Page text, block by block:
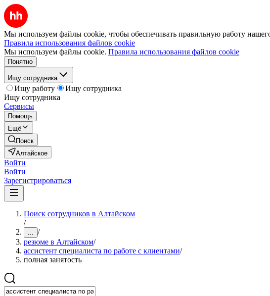
Мы используем файлы cookie, чтобы обеспечивать правильную работу
Правила использования файлов cookie
Мы используем файлы cookie. Правила использования файлов cookie
Понятно
Ищу сотрудника
Ищу работу
Ищу сотрудника
Ищу сотрудника
Сервисы
Помощь
Ещё
Поиск
Алтайское
Войти
Войти
Зарегистрироваться
Поиск сотрудников в Алтайском
/
... /
резюме в Алтайском/
ассистент специалиста по работе с клиентами/
полная занятость